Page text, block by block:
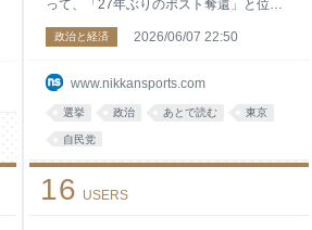
www.nikkansports.com
って、「27年ぶりのポスト奪還」と位置
づける重要選挙が、まもなく始まる。6月
21日に告示される東京都杉並区の区長選
議の大和田伸氏（45）を擁立。大和田氏
始めている。 前回2022年の杉並区長選
は、劇的な幕切れだった。3期12年務めた
当時現職の田中良氏（65）を、新人の岸
本聡子氏（51）がわずか187票差でやぶり
初当選。その前年、2021年の衆院選で
政治と経済 2026/06/07 22:50
選挙 政治 あとで読む 東京
自民党
16 USERS